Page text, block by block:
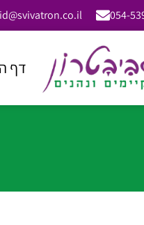
054-
דף